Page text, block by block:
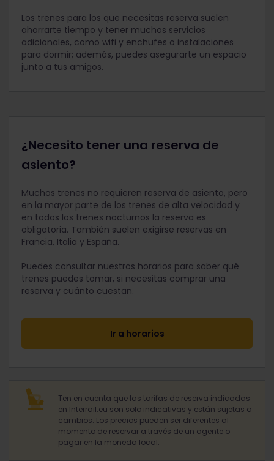
Los trenes para los que necesitas reserva suelen
ahorrarte tiempo y tener muchos servicios
adicionales, como wifi y enchufes o instalaciones
para dormir; además, puedes asegurarte un espacio
junto a tus amigos.
¿Necesito tener una reserva de
asiento?
Muchos trenes no requieren reserva de asiento, pero
en la mayor parte de los trenes de alta velocidad y
en todos los trenes nocturnos la reserva es
obligatoria. También suelen exigirse reservas en
Francia, Italia y España.
Puedes consultar nuestros horarios para saber qué
trenes puedes tomar, si necesitas comprar una
reserva y cuánto cuestan.
Ir a horarios
Ten en cuenta que las tarifas de reserva indicadas
en Interrail.eu son solo indicativas y están sujetas a
cambios. Los precios pueden ser diferentes al
momento de reservar a través de un agente o
pagar en la moneda local.